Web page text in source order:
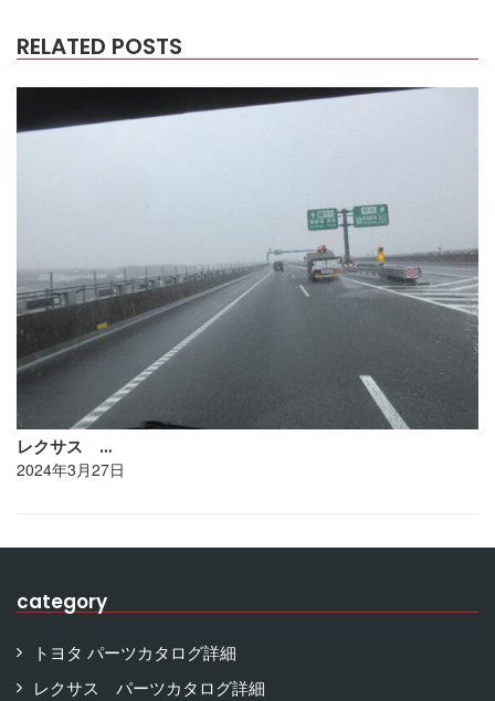
RELATED POSTS
レクサス …
2024年3月27日
category
トヨタ パーツカタログ詳細
レクサス パーツカタログ詳細